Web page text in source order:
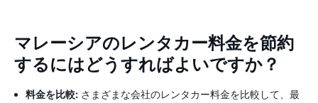
マレーシアのレンタカー料金を節約
するにはどうすればよいですか？
料金を比較: さまざまな会社のレンタカー料金を比較して、最